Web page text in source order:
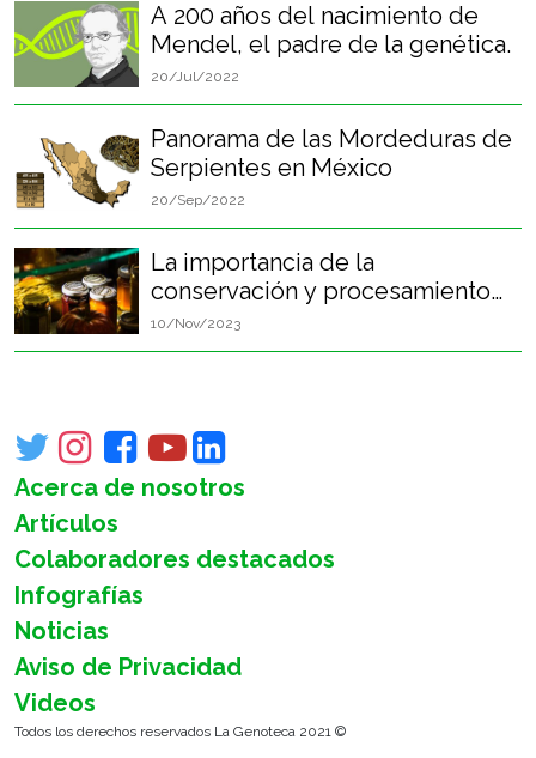
A 200 años del nacimiento de
Mendel, el padre de la genética.
20/Jul/2022
Panorama de las Mordeduras de
Serpientes en México
20/Sep/2022
La importancia de la
conservación y procesamiento
de alimentos en el desarrollo de
la humanidad
10/Nov/2023
Acerca de nosotros
Artículos
Colaboradores destacados
Infografías
Noticias
Aviso de Privacidad
Videos
Todos los derechos reservados La Genoteca 2021 ©